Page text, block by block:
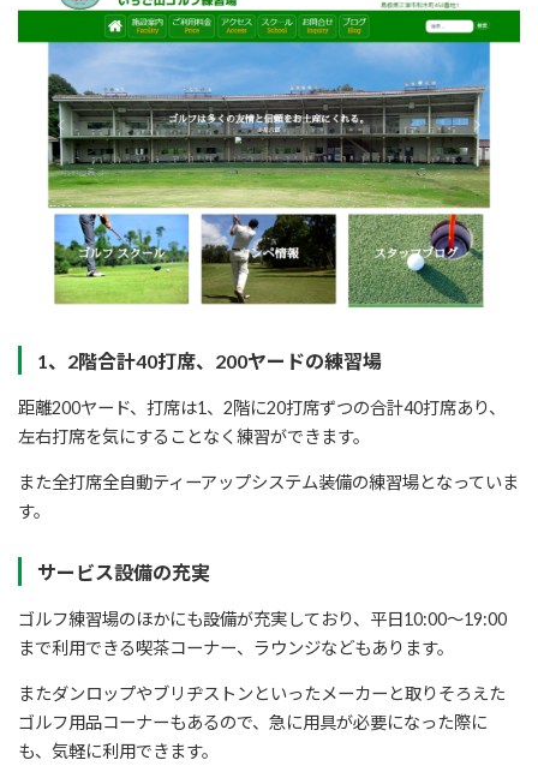
1、2階合計40打席、200ヤードの練習場
距離200ヤード、打席は1、2階に20打席ずつの合計40打席あり、
左右打席を気にすることなく練習ができます。
また全打席全自動ティーアップシステム装備の練習場となっていま
す。
サービス設備の充実
ゴルフ練習場のほかにも設備が充実しており、平日10:00～19:00
まで利用できる喫茶コーナー、ラウンジなどもあります。
またダンロップやブリヂストンといったメーカーと取りそろえた
ゴルフ用品コーナーもあるので、急に用具が必要になった際に
も、気軽に利用できます。